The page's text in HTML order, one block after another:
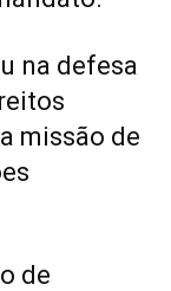
na defesa
missão de
de